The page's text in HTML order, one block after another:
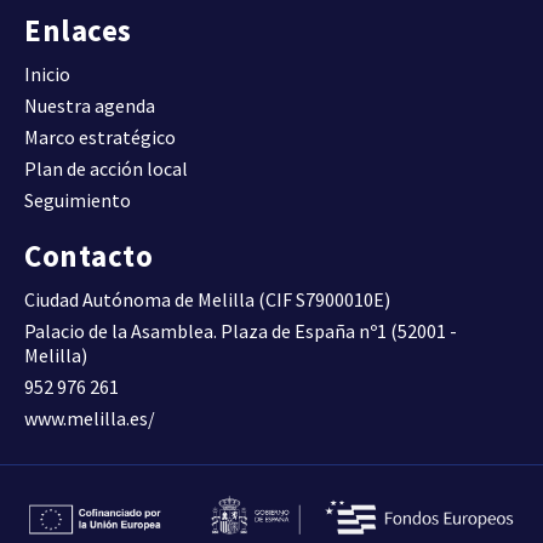
DENSIDAD DE VIVIENDA
Compacidad urbana.
Superficie construida total
por superficie de suelo
(m2t/m2s)
COMPACIDAD URBANA
residencial por superficie de
suelo (m2t/m2s)
D10B
Superficie construida de uso
COMPACIDAD RESIDENCIAL
64,6300
Enlaces
Inicio
Nuestra agenda
Marco estratégico
Plan de acción local
Seguimiento
Contacto
Ciudad Autónoma de Melilla (CIF S7900010E)
Palacio de la Asamblea. Plaza de España nº1 (52001 -
Melilla)
952 976 261
www.melilla.es/